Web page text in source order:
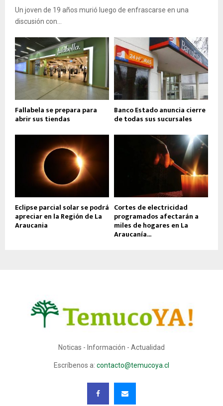
Un joven de 19 años murió luego de enfrascarse en una
discusión con...
Fallabela se prepara para
abrir sus tiendas
Banco Estado anuncia cierre
de todas sus sucursales
Eclipse parcial solar se podrá
apreciar en la Región de La
Araucania
Cortes de electricidad
programados afectarán a
miles de hogares en La
Araucanía...
Noticas - Información - Actualidad
Escríbenos a: contacto@temucoya.cl